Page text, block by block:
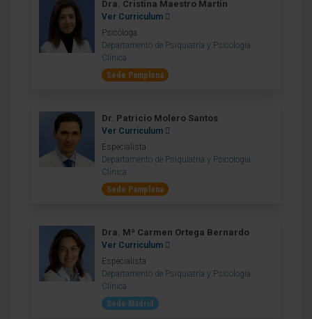
Dra. Cristina Maestro Martín
Ver Curriculum
Psicóloga
Departamento de Psiquiatría y Psicología
Clínica
Sede Pamplona
Dr. Patricio Molero Santos
Ver Curriculum
Especialista
Departamento de Psiquiatría y Psicología
Clínica
Sede Pamplona
Dra. Mª Carmen Ortega Bernardo
Ver Curriculum
Especialista
Departamento de Psiquiatría y Psicología
Clínica
Sede Madrid